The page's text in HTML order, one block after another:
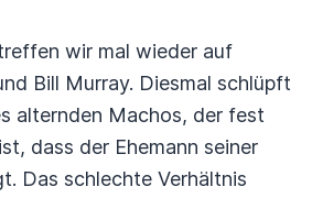
wir mal wieder auf
Bill Murray. Diesmal schlüpft
alternden Machos, der fest
dass der Ehemann seiner
Das schlechte Verhältnis